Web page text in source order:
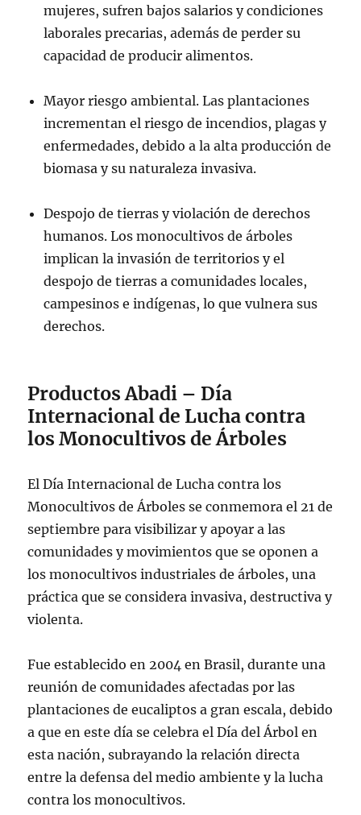
mujeres, sufren bajos salarios y condiciones
laborales precarias, además de perder su
capacidad de producir alimentos.
Mayor riesgo ambiental. Las plantaciones
incrementan el riesgo de incendios, plagas y
enfermedades, debido a la alta producción de
biomasa y su naturaleza invasiva.
Despojo de tierras y violación de derechos
humanos. Los monocultivos de árboles
implican la invasión de territorios y el
despojo de tierras a comunidades locales,
campesinos e indígenas, lo que vulnera sus
derechos.
Productos Abadi – Día
Internacional de Lucha contra
los Monocultivos de Árboles
El Día Internacional de Lucha contra los
Monocultivos de Árboles se conmemora el 21 de
septiembre para visibilizar y apoyar a las
comunidades y movimientos que se oponen a
los monocultivos industriales de árboles, una
práctica que se considera invasiva, destructiva y
violenta.
Fue establecido en 2004 en Brasil, durante una
reunión de comunidades afectadas por las
plantaciones de eucaliptos a gran escala, debido
a que en este día se celebra el Día del Árbol en
esta nación, subrayando la relación directa
entre la defensa del medio ambiente y la lucha
contra los monocultivos.